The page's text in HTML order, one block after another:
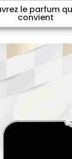
le parfum
convient